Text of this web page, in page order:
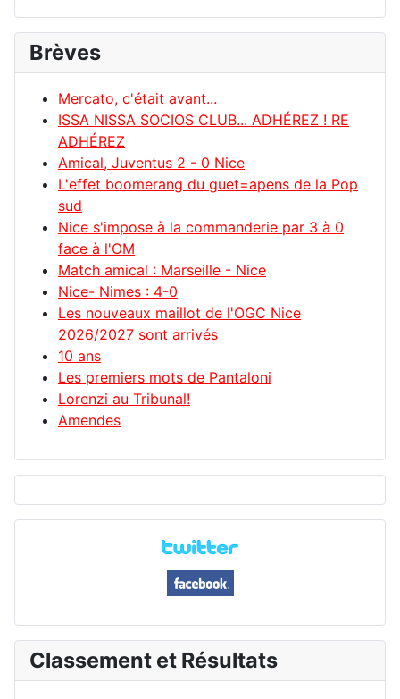
Brèves
Mercato, c'était avant...
ISSA NISSA SOCIOS CLUB... ADHÉREZ ! RE
ADHÉREZ
Amical, Juventus 2 - 0 Nice
L'effet boomerang du guet=apens de la Pop
sud
Nice s'impose à la commanderie par 3 à 0
face à l'OM
Match amical : Marseille - Nice
Nice- Nimes : 4-0
Les nouveaux maillot de l'OGC Nice
2026/2027 sont arrivés
10 ans
Les premiers mots de Pantaloni
Lorenzi au Tribunal!
Amendes
Classement et Résultats